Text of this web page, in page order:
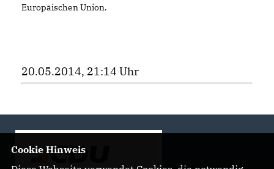
Europäischen Union.
20.05.2014, 21:14 Uhr
Cookie Hinweis